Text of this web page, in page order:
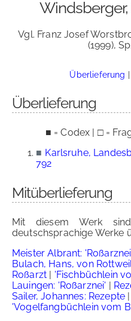
Vgl. Franz Josef
(1999),
Überlieferung |
Überlieferung
■ = Codex | □ =
■ Karlsruhe,
792
Mitüberlieferung
Mit diesem Werk
deutschsprachige Werke
Meister Albrant:
Bulach, Hans, von
Roßarzt | 'Fischbüchlein
Lauingen: 'Roßarznei' |
Sailer, Johannes: Rezepte |
'Vogelfangbüchlein vom